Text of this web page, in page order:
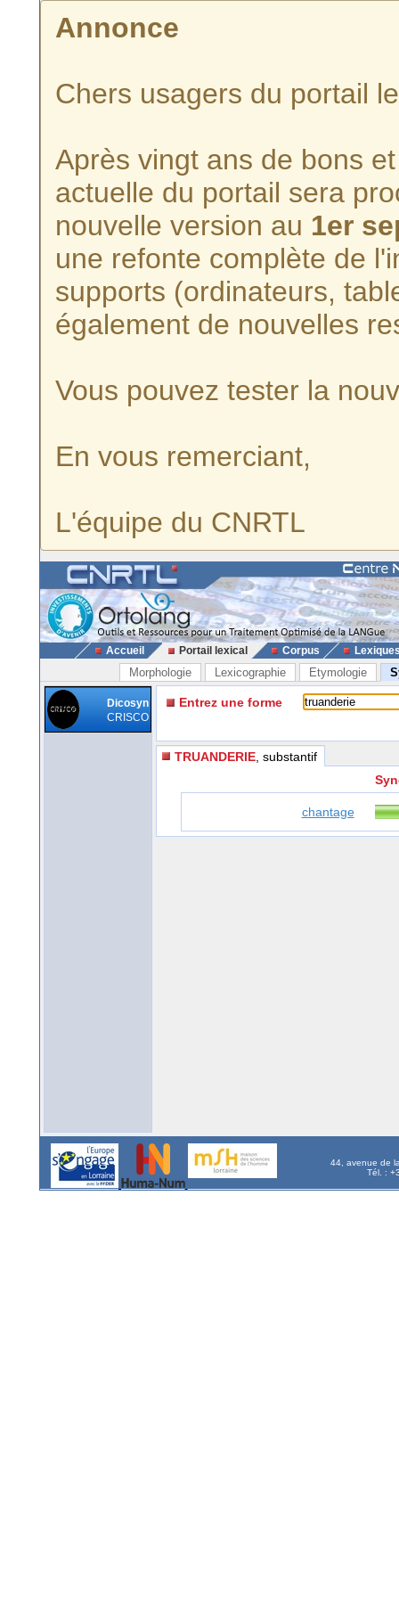
Annonce
Chers usagers du portail
Après vingt ans de bons
actuelle du portail sera
nouvelle version au 1er
une refonte complète de
supports (ordinateurs,
également de nouvelles
Vous pouvez tester la
En vous remerciant,
L'équipe du CNRTL
Accueil Portail lexical Corpus
Morphologie Lexicographie Etymologie
Dicosyn
CRISCO
Entrez une forme
TRUANDERIE , substantif
chantage
44, avenue de
Tél. :